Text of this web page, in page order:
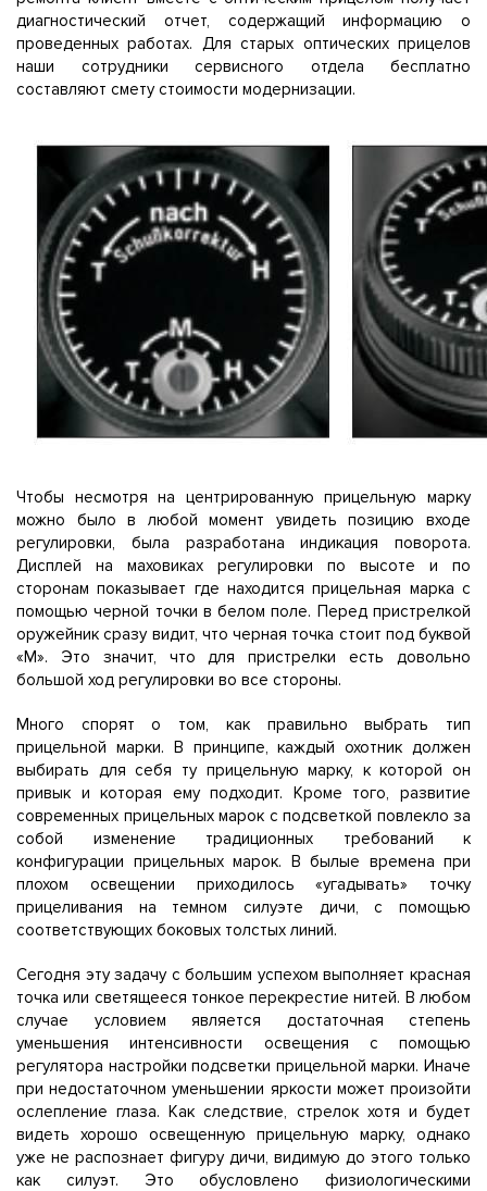
диагностический отчет, содержащий информацию о
проведенных работах. Для старых оптических прицелов
наши сотрудники сервисного отдела бесплатно
составляют смету стоимости модернизации.
Чтобы несмотря на центрированную прицельную марку
можно было в любой момент увидеть позицию входе
регулировки, была разработана индикация поворота.
Дисплей на маховиках регулировки по высоте и по
сторонам показывает где находится прицельная марка с
помощью черной точки в белом поле. Перед пристрелкой
оружейник сразу видит, что черная точка стоит под буквой
«М». Это значит, что для пристрелки есть довольно
большой ход регулировки во все стороны.
Много спорят о том, как правильно выбрать тип
прицельной марки. В принципе, каждый охотник должен
выбирать для себя ту прицельную марку, к которой он
привык и которая ему подходит. Кроме того, развитие
современных прицельных марок с подсветкой повлекло за
собой изменение традиционных требований к
конфигурации прицельных марок. В былые времена при
плохом освещении приходилось «угадывать» точку
прицеливания на темном силуэте дичи, с помощью
соответствующих боковых толстых линий.
Сегодня эту задачу с большим успехом выполняет красная
точка или светящееся тонкое перекрестие нитей. В любом
случае условием является достаточная степень
уменьшения интенсивности освещения с помощью
регулятора настройки подсветки прицельной марки. Иначе
при недостаточном уменьшении яркости может произойти
ослепление глаза. Как следствие, стрелок хотя и будет
видеть хорошо освещенную прицельную марку, однако
уже не распознает фигуру дичи, видимую до этого только
как силуэт. Это обусловлено физиологическими